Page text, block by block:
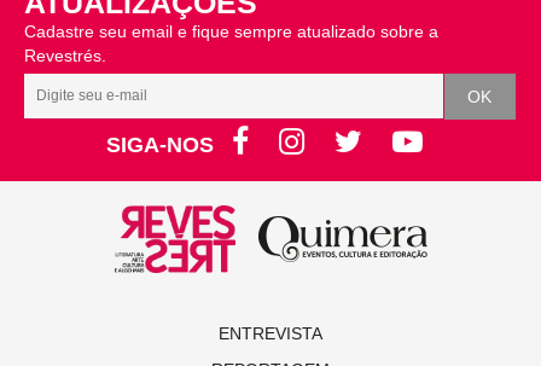
Cadastre seu email e fique sempre atualizado sobre a
Revestrés.
SIGA-NOS
ENTREVISTA